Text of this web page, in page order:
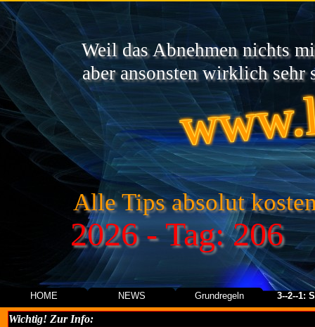
HOME NEWS Grundregeln 3--2--1:
2026 - Tag: 206
Weil das Abnehmen nichts
aber ansonsten wirklich sehr
Alle Tips absolut
Wichtig! Zur Info: